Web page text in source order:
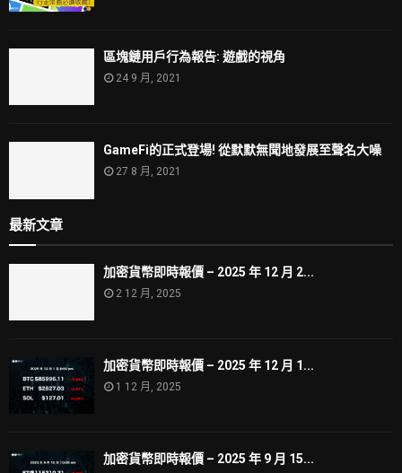
區塊鏈用戶行為報告: 遊戲的視角
24 9 月, 2021
GameFi的正式登場! 從默默無聞地發展至聲名大噪
27 8 月, 2021
最新文章
加密貨幣即時報價 – 2025 年 12 月 2...
2 12 月, 2025
加密貨幣即時報價 – 2025 年 12 月 1...
1 12 月, 2025
加密貨幣即時報價 – 2025 年 9 月 15...